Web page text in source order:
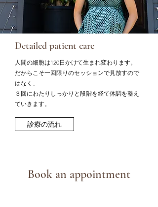
Detailed patient care
人間の細胞は120日かけて生まれ変わります。
だからこそ一回限りのセッションで見放すので
はなく、
３回にわたりしっかりと段階を経て体調を整え
ていきます。
診療の流れ
Book an appointment